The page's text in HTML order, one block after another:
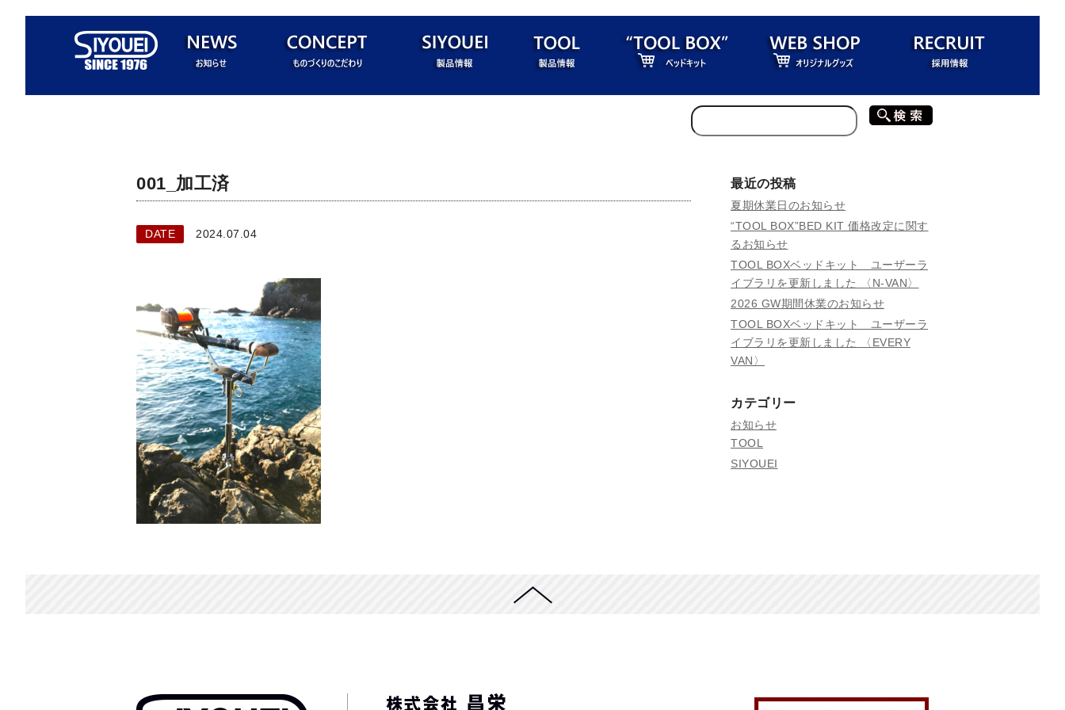
001_加工済
DATE 2024.07.04
最近の投稿
夏期休業日のお知らせ
“TOOL BOX”BED KIT 価格改定に関す
るお知らせ
TOOL BOXベッドキット ユーザーラ
イブラリを更新しました 〈N-VAN〉
2026 GW期間休業のお知らせ
TOOL BOXベッドキット ユーザーラ
イブラリを更新しました 〈EVERY
VAN〉
カテゴリー
お知らせ
TOOL
SIYOUEI